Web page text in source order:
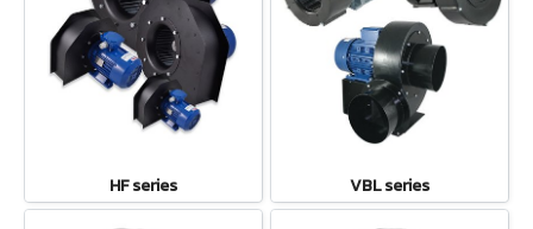
HF series VBL series